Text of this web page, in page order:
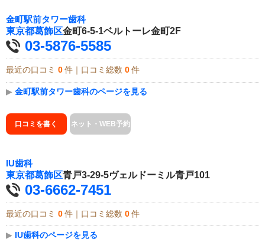
金町駅前タワー歯科
東京都葛飾区金町6-5-1ベルトーレ金町2F
03-5876-5585
最近の口コミ 0 件｜口コミ総数 0 件
▶ 金町駅前タワー歯科のページを見る
口コミを書く ネット・WEB予約
IU歯科
東京都葛飾区青戸3-29-5ヴェルドーミル青戸101
03-6662-7451
最近の口コミ 0 件｜口コミ総数 0 件
▶ IU歯科のページを見る